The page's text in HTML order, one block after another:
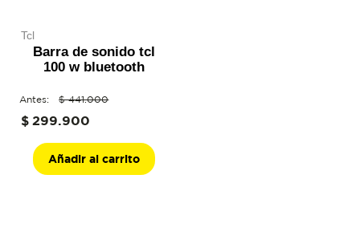
tcl
Barra de sonido tcl
100 w bluetooth
$ 441.000
$ 299 900
Añadir al carrito